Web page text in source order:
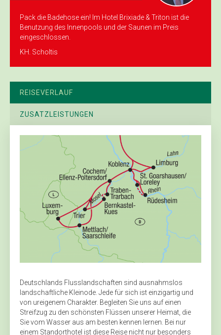
Pack die Badehose ein! Im Hotel Brixiade & Triton ist die
Benutzung des Innenpools und der Saunen im Preis
eingeschlossen.
KH. Scholtis
REISEVERLAUF
ZUSATZLEISTUNGEN
Deutschlands Flusslandschaften sind ausnahmslos
landschaftliche Kleinode. Jede für sich ist einzigartig und
von ureigenem Charakter. Begleiten Sie uns auf einen
Streifzug zu den schönsten Flüssen unserer Heimat, die
Sie vom Wasser aus am besten kennen lernen. Bei nur
einem Standorthotel ist diese Reise nicht nur besonders